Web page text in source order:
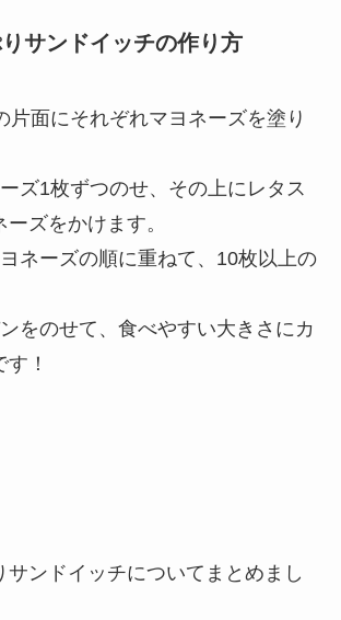
サンドイッチの作り方
片面にそれぞれマヨネーズを塗り
ズ1枚ずつのせ、その上にレタス
ズをかけます。
ネーズの順に重ねて、10枚以上の
をのせて、食べやすい大きさにカ
！
サンドイッチについてまとめまし